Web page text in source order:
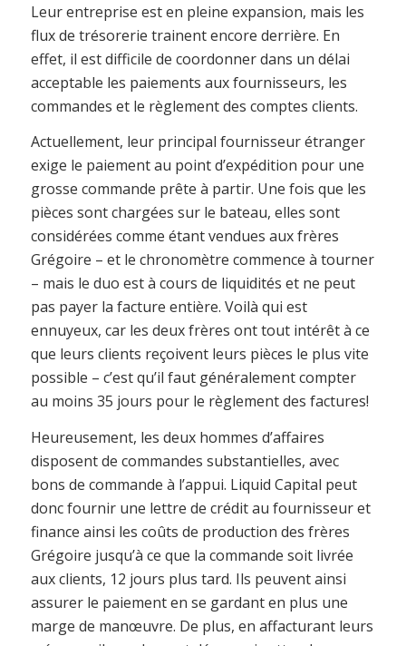
Leur entreprise est en pleine expansion, mais les
flux de trésorerie trainent encore derrière. En
effet, il est difficile de coordonner dans un délai
acceptable les paiements aux fournisseurs, les
commandes et le règlement des comptes clients.
Actuellement, leur principal fournisseur étranger
exige le paiement au point d’expédition pour une
grosse commande prête à partir. Une fois que les
pièces sont chargées sur le bateau, elles sont
considérées comme étant vendues aux frères
Grégoire – et le chronomètre commence à tourner
– mais le duo est à cours de liquidités et ne peut
pas payer la facture entière. Voilà qui est
ennuyeux, car les deux frères ont tout intérêt à ce
que leurs clients reçoivent leurs pièces le plus vite
possible – c’est qu’il faut généralement compter
au moins 35 jours pour le règlement des factures!
Heureusement, les deux hommes d’affaires
disposent de commandes substantielles, avec
bons de commande à l’appui. Liquid Capital peut
donc fournir une lettre de crédit au fournisseur et
finance ainsi les coûts de production des frères
Grégoire jusqu’à ce que la commande soit livrée
aux clients, 12 jours plus tard. Ils peuvent ainsi
assurer le paiement en se gardant en plus une
marge de manœuvre. De plus, en affacturant leurs